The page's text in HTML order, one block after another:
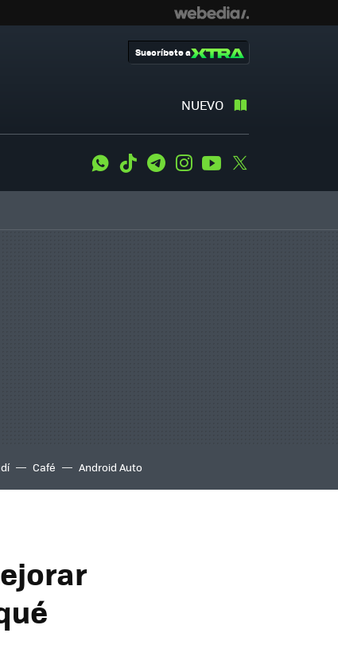
NUEVO
Suscríbete a
WhatsApp
Tiktok TelegramInstagramYoutube
Café Android Auto